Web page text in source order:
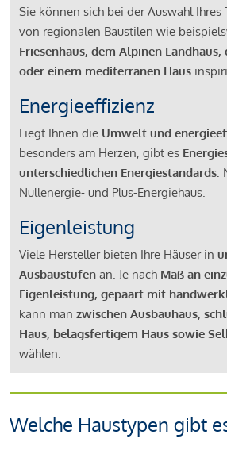
Sie können sich bei der Auswahl Ihres
von regionalen Baustilen wie
Friesenhaus, dem Alpinen Landhaus,
oder einem mediterranen Haus
Energieeffizienz
Liegt Ihnen die Umwelt und
besonders am Herzen, gibt es
unterschiedlichen Energiestandards:
Nullenergie- und Plus-Energiehaus.
Eigenleistung
Viele Hersteller bieten Ihre Häuser in
Ausbaustufen an. Je nach Maß an
Eigenleistung, gepaart mit
kann man zwischen Ausbauhaus,
Haus, belagsfertigem Haus sowie
wählen.
Welche Haustypen gibt